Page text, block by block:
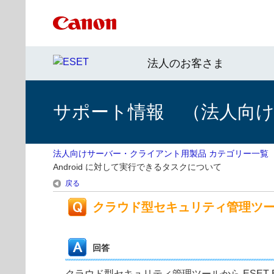
法人のお客さま
サポート情報 （法人向け
法人向けサーバー・クライアント用製品 カテゴリー一覧
Android に対して実行できるタスクについて
戻る
クラウド型セキュリティ管理ツ
回答